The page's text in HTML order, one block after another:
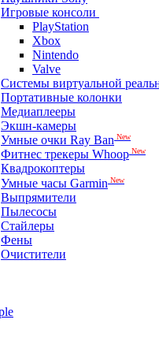
Игровые консоли
PlayStation
Xbox
Nintendo
Valve
Системы виртуальной
Портативные колонки
Медиаплееры
Экшн-камеры
Умные очки Ray Ban New
Фитнес трекеры Whoop New
Квадрокоптеры
Умные часы Garmin New
Выпрямители
Пылесосы
Стайлеры
Фены
Очистители